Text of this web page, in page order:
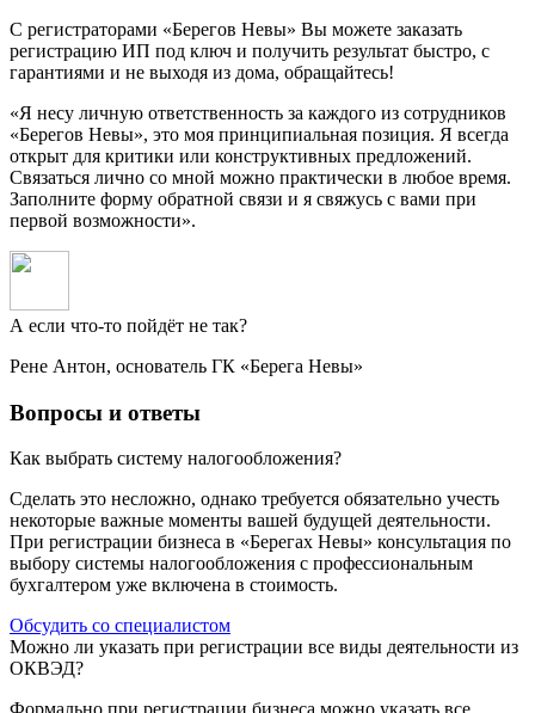
С регистраторами «Берегов Невы» Вы можете заказать
регистрацию ИП под ключ и получить результат быстро, с
гарантиями и не выходя из дома, обращайтесь!
«Я несу личную ответственность за каждого из сотрудников
«Берегов Невы», это моя принципиальная позиция. Я всегда
открыт для критики или конструктивных предложений.
Связаться лично со мной можно практически в любое время.
Заполните форму обратной связи и я свяжусь с вами при
первой возможности».
А если что-то пойдёт не так?
Рене Антон, основатель ГК «Берега Невы»
Вопросы и ответы
Как выбрать систему налогообложения?
Сделать это несложно, однако требуется обязательно учесть
некоторые важные моменты вашей будущей деятельности.
При регистрации бизнеса в «Берегах Невы» консультация по
выбору системы налогообложения с профессиональным
бухгалтером уже включена в стоимость.
Обсудить со специалистом
Можно ли указать при регистрации все виды деятельности из
ОКВЭД?